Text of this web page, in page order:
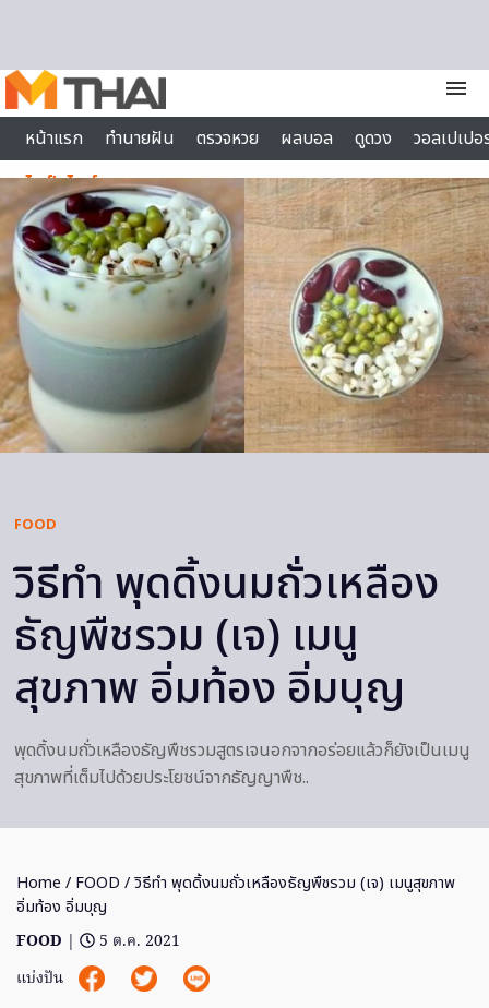
menu
หน้าแรก
ทำนายฝัน ตรวจหวย ผลบอล ดูดวง
วอลเปเป
ไลฟ์สไตล์
FOOD
วิธีทำ พุดดิ้งนมถั่วเหลือง
ธัญพืชรวม (เจ) เมนู
สุขภาพ อิ่มท้อง อิ่มบุญ
พุดดิ้งนมถั่วเหลืองธัญพืชรวมสูตรเจนอกจากอร่อยแล้วก็ยังเป็นเมนู
สุขภาพที่เต็มไปด้วยประโยชน์จากธัญญาพืช..
Home / FOOD / วิธีทำ พุดดิ้งนมถั่วเหลืองธัญพืชรวม (เจ) เมนูสุขภาพ
อิ่มท้อง อิ่มบุญ
FOOD |
5 ต.ค. 2021
แบ่งปัน